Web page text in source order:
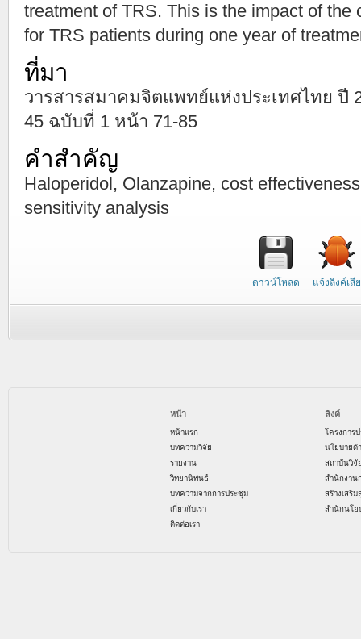
treatment of TRS. This is the impact of the
for TRS patients during one year of
ที่มา
วารสารสมาคมจิตแพทย์แห่งประเทศไทย ปี
45 ฉบับที่ 1 หน้า 71-85
คำสำคัญ
Haloperidol, Olanzapine, cost
sensitivity analysis
ดาวน์โหลด แจ้งลิงค์เสีย
หน้า
หน้าแรก
บทความวิจัย
รายงาน
วิทยานิพนธ์
บทความจากการประชุม
เกี่ยวกับเรา
ติดต่อเรา
ลิงค์
โครงการ
นโยบายด้
สถาบันวิจั
สำนักงาน
สร้างเสริ
สำนักนโย